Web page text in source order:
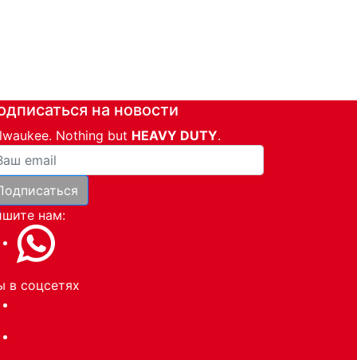
на новости
Nothing but HEAVY DUTY.
почта
нам:
в соцсетях